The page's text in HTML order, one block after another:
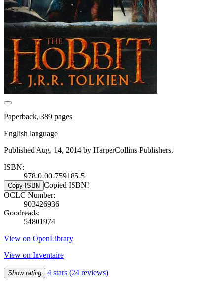
Paperback, 389 pages
English language
Published Aug. 14, 2014 by HarperCollins Publishers.
ISBN:
978-0-00-759185-5
Copy ISBN Copied ISBN!
OCLC Number:
903426936
Goodreads:
54801974
View on OpenLibrary
View on Inventaire
Show rating 4 stars (24 reviews)